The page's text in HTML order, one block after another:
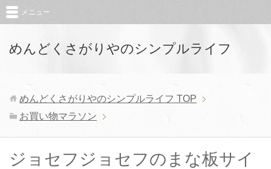
めんどくさがりやのシンプルライフ
メニュー
めんどくさがりやのシンプルライフ TOP
お買い物マラソン
ジョセフジョセフのまな板サイ